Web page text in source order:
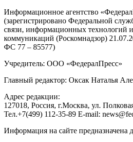
Информационное агентство
(зарегистрировано Федеральной
связи, информационных технологий
коммуникаций (Роскомнадзор)
ФС 77 – 85577)
Учредитель: ООО «ФедералПресс»
Главный редактор: Оксак Наталья
Адрес редакции:
127018, Россия, г.Москва, ул.
Тел.+7(499) 112-35-89 E-mail:
Информация на сайте предназначена